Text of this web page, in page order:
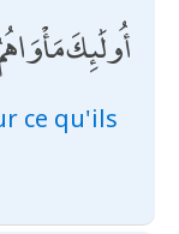
أُولَٰئِكَ
ce qu'ils